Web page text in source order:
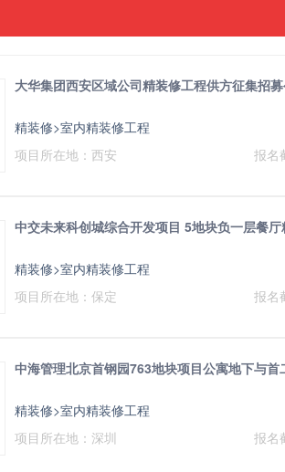
大华集团西安区域公司精装修工程供方征集招
精装修>室内精装修工程
项目所在地：西安
报名
中交未来科创城综合开发项目 5地块负一层餐
精装修>室内精装修工程
项目所在地：保定
报名
中海管理北京首钢园763地块项目公寓地下与
精装修>室内精装修工程
项目所在地：深圳
报名